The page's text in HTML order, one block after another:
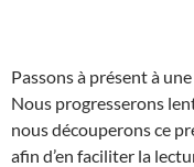
Passons à présent à
Nous progresserons
nous découperons ce
afin d’en faciliter la